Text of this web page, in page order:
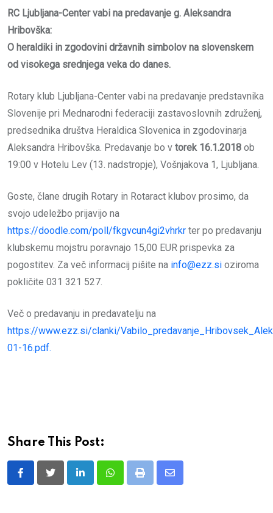
Email
RC Ljubljana-Center vabi na predavanje g. Aleksandra
Hribovška:
O heraldiki in zgodovini državnih simbolov na slovenskem
od visokega srednjega veka do danes.
Rotary klub Ljubljana-Center vabi na predavanje predstavnika
Slovenije pri Mednarodni federaciji zastavoslovnih združenj,
predsednika društva Heraldica Slovenica in zgodovinarja
Aleksandra Hribovška. Predavanje bo v torek 16.1.2018 ob
19:00 v Hotelu Lev (13. nadstropje), Vošnjakova 1, Ljubljana.
Goste, člane drugih Rotary in Rotaract klubov prosimo, da
svojo udeležbo prijavijo na
https://doodle.com/poll/fkgvcun4gi2vhrkr ter po predavanju
klubskemu mojstru poravnajo 15,00 EUR prispevka za
pogostitev. Za več informacij pišite na info@ezz.si oziroma
pokličite 031 321 527.
Več o predavanju in predavatelju na
https://www.ezz.si/clanki/
01-16.pdf.
Share This Post:
LinkedInWhatsappPrint
Share